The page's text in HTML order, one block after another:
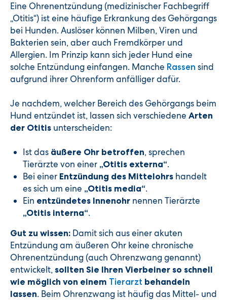
Eine Ohrenentzündung (medizinischer Fachbegriff
„Otitis“) ist eine häufige Erkrankung des Gehörgangs
bei Hunden. Auslöser können Milben, Viren und
Bakterien sein, aber auch Fremdkörper und
Allergien. Im Prinzip kann sich jeder Hund eine
solche Entzündung einfangen. Manche Rassen sind
aufgrund ihrer Ohrenform anfälliger dafür.
Je nachdem, welcher Bereich des Gehörgangs beim
Hund entzündet ist, lassen sich verschiedene Arten
der Otitis unterscheiden:
Ist das äußere Ohr betroffen, sprechen
Tierärzte von einer „Otitis externa“.
Bei einer Entzündung des Mittelohrs handelt
es sich um eine „Otitis media“.
Ein entzündetes Innenohr nennen Tierärzte
„Otitis interna“.
Gut zu wissen: Damit sich aus einer akuten
Entzündung am äußeren Ohr keine chronische
Ohrenentzündung (auch Ohrenzwang genannt)
entwickelt, sollten Sie Ihren Vierbeiner so schnell
wie möglich von einem Tierarzt behandeln
lassen. Beim Ohrenzwang ist häufig das Mittel- und